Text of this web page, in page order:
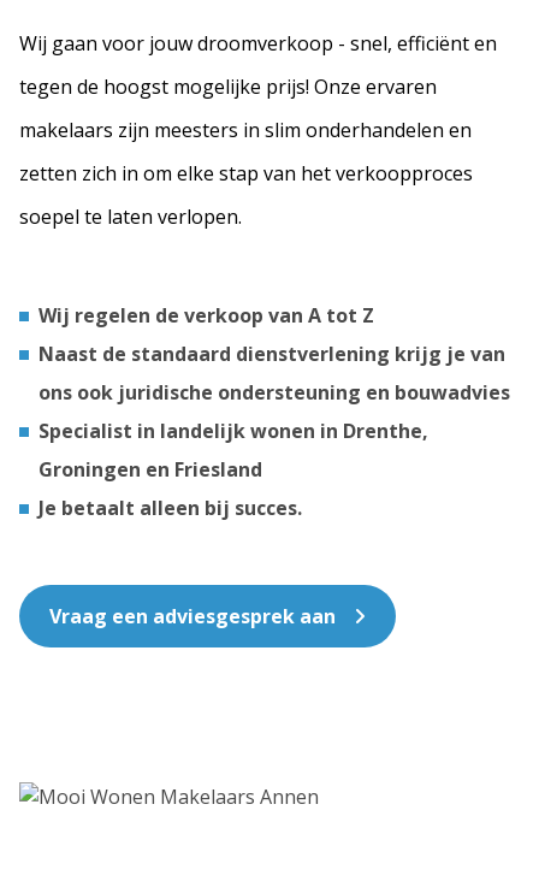
Wij gaan voor jouw droomverkoop - snel, efficiënt en
tegen de hoogst mogelijke prijs! Onze ervaren
makelaars zijn meesters in slim onderhandelen en
zetten zich in om elke stap van het verkoopproces
soepel te laten verlopen.
Wij regelen de verkoop van A tot Z
Naast de standaard dienstverlening krijg je van
ons ook juridische ondersteuning en bouwadvies
Specialist in landelijk wonen in Drenthe,
Groningen en Friesland
Je betaalt alleen bij succes.
Vraag een adviesgesprek aan